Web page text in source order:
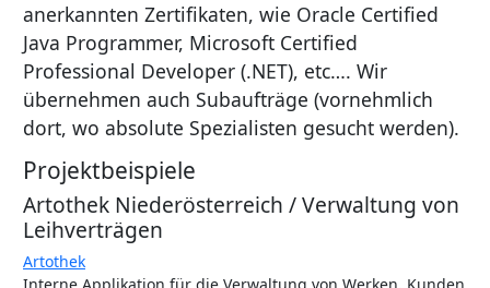
anerkannten Zertifikaten, wie Oracle Certified
Java Programmer, Microsoft Certified
Professional Developer (.NET), etc…. Wir
übernehmen auch Subaufträge (vornehmlich
dort, wo absolute Spezialisten gesucht werden).
Projektbeispiele
Artothek Niederösterreich / Verwaltung von
Leihverträgen
Artothek